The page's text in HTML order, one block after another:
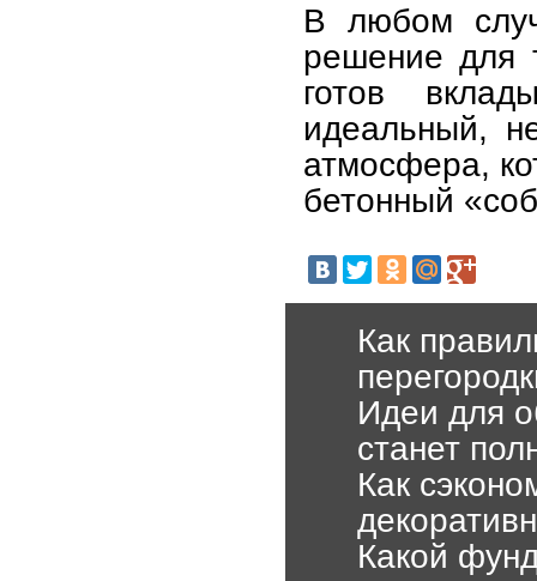
В любом
решение для
готов
идеальный,
атмосфера,
бетонный
Как
Идеи для
станет
Как
Какой